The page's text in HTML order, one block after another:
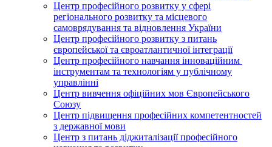
Центр професійного розвитку у сфері
регіонального розвитку та місцевого
самоврядування та відновлення України
Центр професійного розвитку з питань
європейської та євроатлантичної інтеграції
Центр професійного навчання інноваційним
інструментам та технологіям у публічному
управлінні
Центр вивчення офіційних мов Європейського
Союзу
Центр підвищення професійних компетентностей
з державної мови
Центр з питань діджиталізації професійного